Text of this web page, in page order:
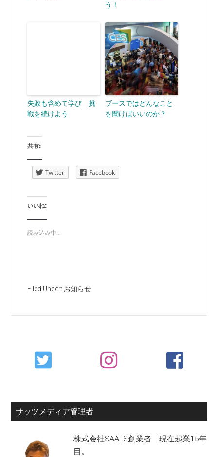
う！
失敗も含めて学び 挑
戦を続けよう
ブースではどんなこと
を聞けばいいのか？
共有:
Twitter Facebook
いいね:
読み込み中...
Filed Under: お知らせ
Primary
Sidebar
サッツメディア管理者
株式会社SAATS創業者 現在起業15年
目。